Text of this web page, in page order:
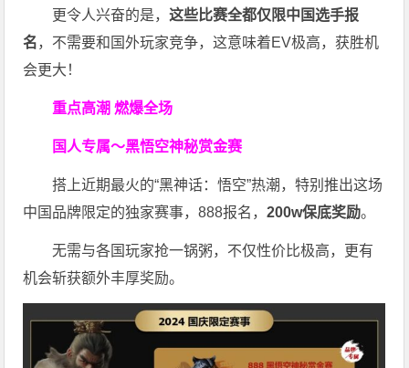
更令人兴奋的是，这些比赛全都仅限中国选手报
名，不需要和国外玩家竞争，这意味着EV极高，获胜机
会更大！
重点高潮 燃爆全场
国人专属～黑悟空神秘赏金赛
搭上近期最火的“黑神话：悟空”热潮，特别推出这场
中国品牌限定的独家赛事，888报名，200w保底奖励。
无需与各国玩家抢一锅粥，不仅性价比极高，更有
机会斩获额外丰厚奖励。